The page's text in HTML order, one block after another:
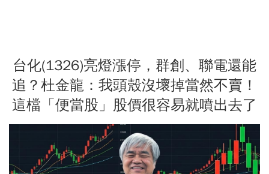
台化(1326)亮燈漲停，群創、聯電還能
追？杜金龍：我頭殼沒壞掉當然不賣！
這檔「便當股」股價很容易就噴出去了